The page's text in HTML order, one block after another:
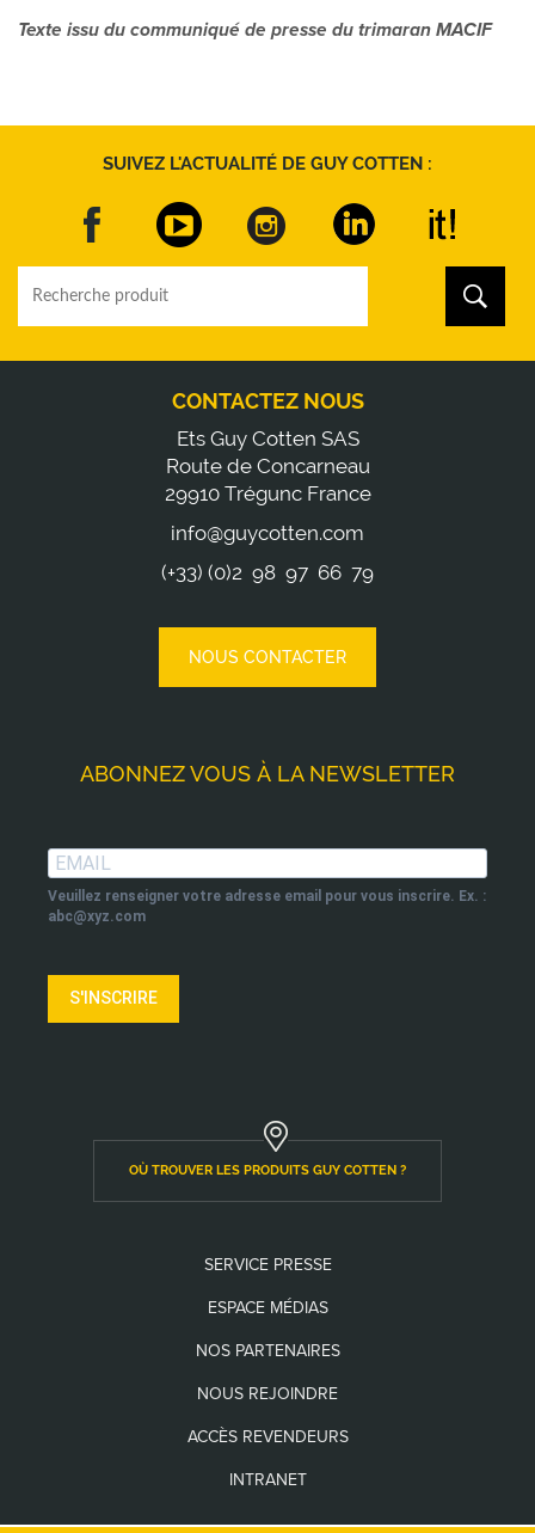
Texte issu du communiqué de presse du trimaran MACIF
SUIVEZ L'ACTUALITÉ DE GUY COTTEN :
CONTACTEZ NOUS
Ets Guy Cotten SAS
Route de Concarneau
29910 Trégunc France
info@guycotten.com
(+33) (0)2 98 97 66 79
NOUS CONTACTER
ABONNEZ VOUS À LA NEWSLETTER
Veuillez renseigner votre adresse email pour vous inscrire. Ex. :
abc@xyz.com
S'INSCRIRE
OÙ TROUVER LES PRODUITS GUY COTTEN ?
SERVICE PRESSE
ESPACE MÉDIAS
NOS PARTENAIRES
NOUS REJOINDRE
ACCÈS REVENDEURS
INTRANET